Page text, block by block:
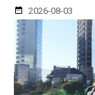
2026-08-03